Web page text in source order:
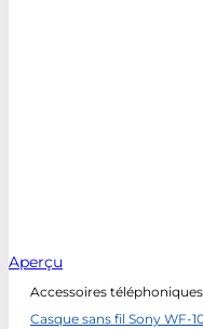
Aperçu
Accessoires téléphoniques
Casque sans fil Sony WF-